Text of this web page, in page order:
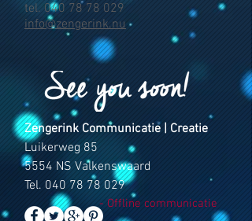
tel. 040 78 78 029
info@zengerink.nu
Zengerink Communicatie | Creatie
Luikerweg 85
5554 NS Valkenswaard
Tel. 040 78 78 029
- Offline communicatie